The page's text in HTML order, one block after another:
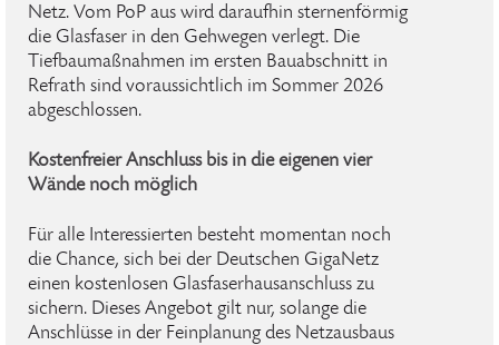
Netz. Vom PoP aus wird daraufhin sternenförmig
die Glasfaser in den Gehwegen verlegt. Die
Tiefbaumaßnahmen im ersten Bauabschnitt in
Refrath sind voraussichtlich im Sommer 2026
abgeschlossen.
Kostenfreier Anschluss bis in die eigenen vier
Wände noch möglich
Für alle Interessierten besteht momentan noch
die Chance, sich bei der Deutschen GigaNetz
einen kostenlosen Glasfaserhausanschluss zu
sichern. Dieses Angebot gilt nur, solange die
Anschlüsse in der Feinplanung des Netzausbaus